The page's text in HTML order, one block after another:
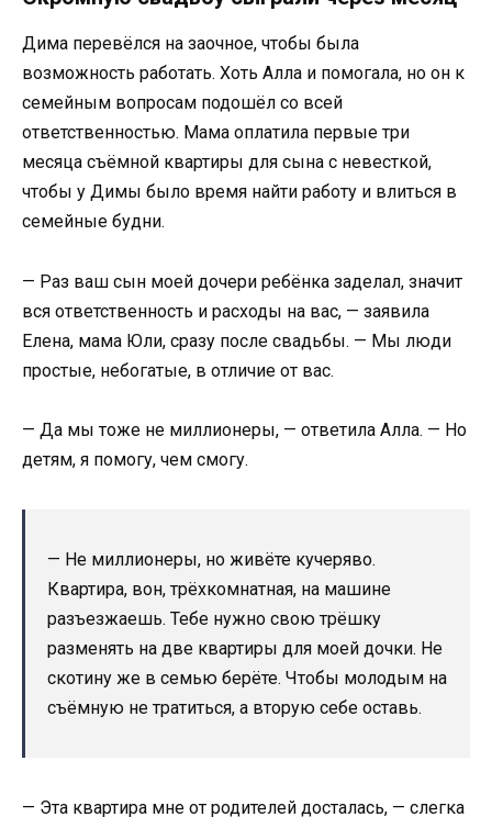
Дима перевёлся на заочное, чтобы была
возможность работать. Хоть Алла и помогала, но он к
семейным вопросам подошёл со всей
ответственностью. Мама оплатила первые три
месяца съёмной квартиры для сына с невесткой,
чтобы у Димы было время найти работу и влиться в
семейные будни.
— Раз ваш сын моей дочери ребёнка заделал, значит
вся ответственность и расходы на вас, — заявила
Елена, мама Юли, сразу после свадьбы. — Мы люди
простые, небогатые, в отличие от вас.
— Да мы тоже не миллионеры, — ответила Алла. — Но
детям, я помогу, чем смогу.
— Не миллионеры, но живёте кучеряво.
Квартира, вон, трёхкомнатная, на машине
разъезжаешь. Тебе нужно свою трёшку
разменять на две квартиры для моей дочки. Не
скотину же в семью берёте. Чтобы молодым на
съёмную не тратиться, а вторую себе оставь.
— Эта квартира мне от родителей досталась, — слегка